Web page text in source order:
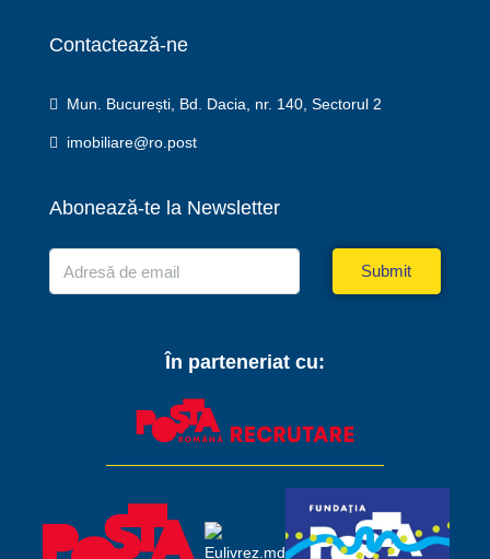
Contactează-ne
Mun. București, Bd. Dacia, nr. 140, Sectorul 2
imobiliare@ro.post
Abonează-te la Newsletter
Submit
În parteneriat cu: